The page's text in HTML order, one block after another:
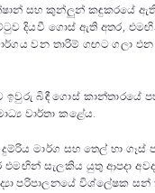
සහ කුන්ලුන් කඳුකරයේ
දියවී ගොස් ඇති අතර,
වන තාරිම් ගඟට ගලා එන
ඉවුරු බිඳී ගොස් කාන්තාරයේ
වාර්තා කළේය.
දුම්රිය මාර්ග සහ තෙල් හා
එමඟින් සැලකිය යුතු ආපදා
පරිපාලනයේ විශ්ලේෂක